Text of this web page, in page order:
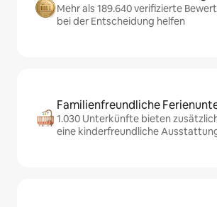
Mehr als 189.640 verifizierte
bei der Entscheidung helfen
Familienfreundliche
1.030 Unterkünfte bieten
eine kinderfreundliche